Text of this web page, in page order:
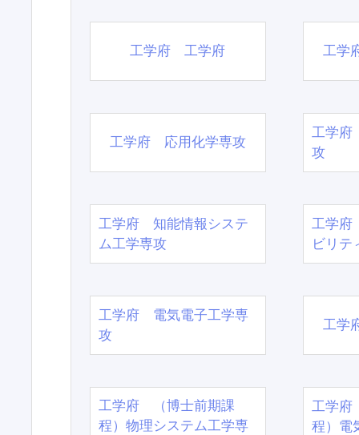
工学府 工学府 工学
工学府 応用化学専攻
工学府
攻
工学府 知能情報システ
ム工学専攻
工学府
ビリテ
工学府 電気電子工学専
攻
工学
工学府 （博士前期課
程）物理システム工学専
工学
程）電